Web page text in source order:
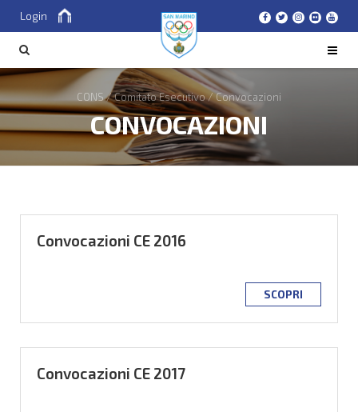
Login
CONS/Comitato Esecutivo/Convocazioni
CONVOCAZIONI
Convocazioni CE 2016
SCOPRI
Convocazioni CE 2017